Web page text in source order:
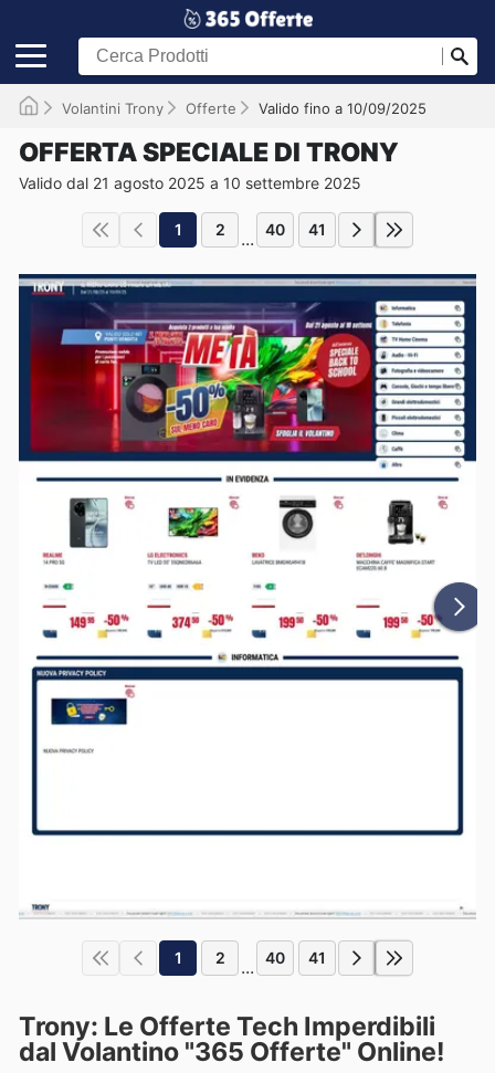
Volantini Trony Offerte Valido fino a 10/09/2025
OFFERTA SPECIALE DI TRONY
Valido dal 21 agosto 2025 a 10 settembre 2025
1 2 ... 40 41
1 2 ... 40 41
Trony: Le Offerte Tech Imperdibili
dal Volantino "365 Offerte" Online!